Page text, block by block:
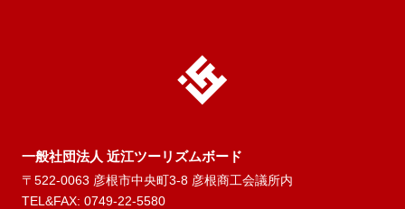
ード
一般社団法人 近江ツーリズムボード
〒522-0063 彦根市中央町3-8 彦根商工会議所内
TEL&FAX: 0749-22-5580